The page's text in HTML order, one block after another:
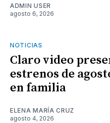
ADMIN USER
agosto 6, 2026
NOTICIAS
Claro video
estrenos de
en familia
ELENA MARÍA CRUZ
agosto 4, 2026